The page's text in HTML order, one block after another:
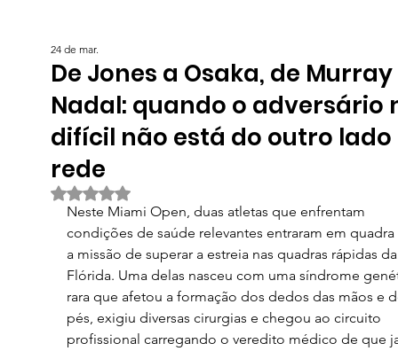
De Jones a Osaka, de
Nadal: quando o adversário
difícil não está do outro lado
rede
24 de mar.
Avaliado com NaN de 5 estrelas.
Neste Miami Open, duas atletas que enfrentam
condições de saúde relevantes entraram em
a missão de superar a estreia nas quadras rápidas
Flórida. Uma delas nasceu com uma síndrome
rara que afetou a formação dos dedos das mãos e
pés, exigiu diversas cirurgias e chegou ao circuito
profissional carregando o veredito médico de que